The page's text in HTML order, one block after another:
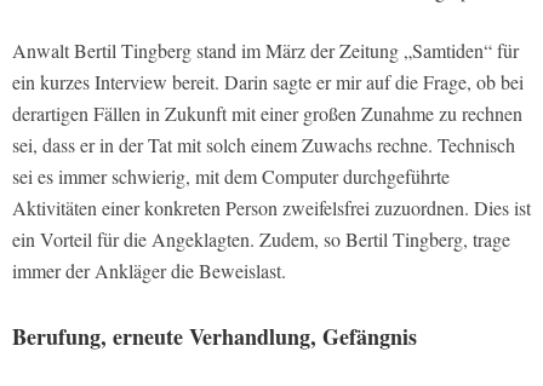
Anwalt Bertil Tingberg stand im März der Zeitung „Samtiden“ für
ein kurzes Interview bereit. Darin sagte er mir auf die Frage, ob bei
derartigen Fällen in Zukunft mit einer großen Zunahme zu rechnen
sei, dass er in der Tat mit solch einem Zuwachs rechne. Technisch
sei es immer schwierig, mit dem Computer durchgeführte
Aktivitäten einer konkreten Person zweifelsfrei zuzuordnen. Dies ist
ein Vorteil für die Angeklagten. Zudem, so Bertil Tingberg, trage
immer der Ankläger die Beweislast.
Berufung, erneute Verhandlung, Gefängnis